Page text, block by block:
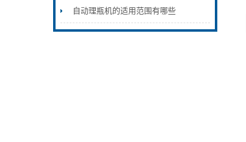
自动理瓶机的适用范围有哪些